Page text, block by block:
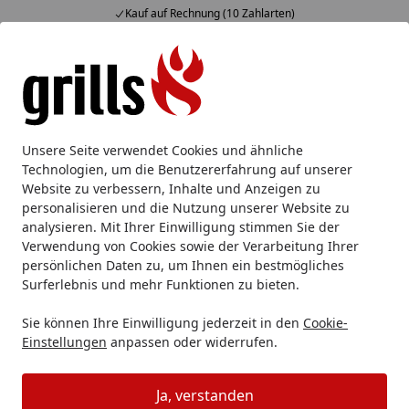
Unsere Seite verwendet Cookies und ähnliche
Technologien, um die Benutzererfahrung auf unserer
Website zu verbessern, Inhalte und Anzeigen zu
personalisieren und die Nutzung unserer Website zu
analysieren. Mit Ihrer Einwilligung stimmen Sie der
Verwendung von Cookies sowie der Verarbeitung Ihrer
persönlichen Daten zu, um Ihnen ein bestmögliches
Surferlebnis und mehr Funktionen zu bieten.
Sie können Ihre Einwilligung jederzeit in den Cookie-
Einstellungen anpassen oder widerrufen.
Ja, verstanden
Kauf auf Rechnung (10 Zahlarten)
Alle Produkte
Mein Konto
Suchen
Startseite
Bestellung wurde zurückgeschickt
Warum wurde meine Bestellung
zurückgeschickt?
Sollte Ihre Bestellung von unserem Versandpartner
wieder an uns zurückgeschickt worden sein, könnte es
an folgenden Gründen liegen:
Die Lieferadresse war unvollständig oder fehlerhaft.